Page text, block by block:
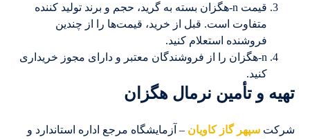
قیمت n-هگزان بسته به گرید، حجم و برند تولید کننده
متفاوت است. قبل از خرید، قیمت‌ها را از چندین
فروشنده استعلام کنید.
n-هگزان را از فروشندگان معتبر و دارای مجوز خریداری
کنید.
تهیه و تأمین نرمال هگزان
شرکتسپهر گاز کاویان – آزمایشگاه مرجع اداره استاندارد و